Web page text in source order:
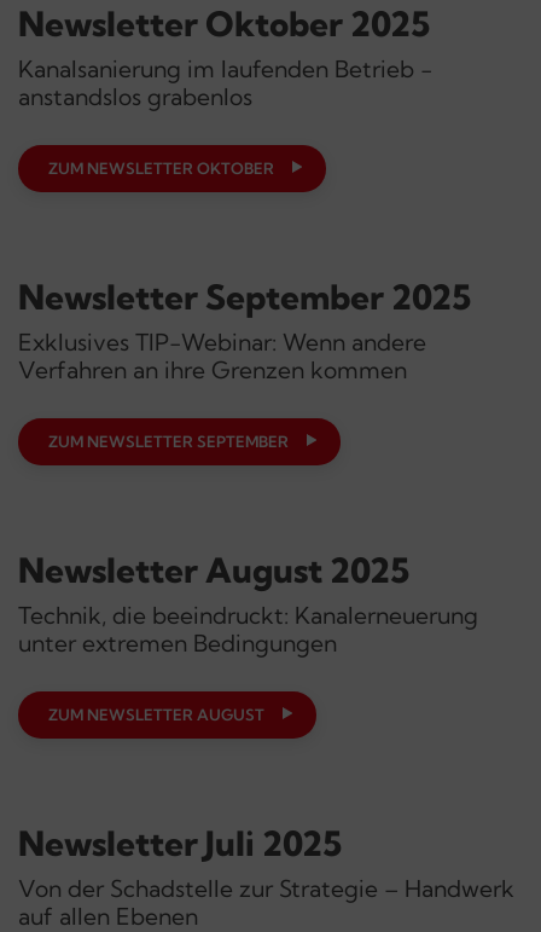
Newsletter Oktober 2025
Kanalsanierung im laufenden Betrieb -
anstandslos grabenlos
ZUM NEWSLETTER OKTOBER
Newsletter September 2025
Exklusives TIP-Webinar: Wenn andere
Verfahren an ihre Grenzen kommen
ZUM NEWSLETTER SEPTEMBER
Newsletter August 2025
Technik, die beeindruckt: Kanalerneuerung
unter extremen Bedingungen
ZUM NEWSLETTER AUGUST
Newsletter Juli 2025
Von der Schadstelle zur Strategie – Handwerk
auf allen Ebenen